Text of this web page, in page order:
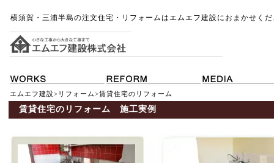
横須賀・三浦半島の注文住宅・リフォームはエムエフ建設におまかせく
エムエフ建設> リフォーム>賃貸住宅のリフォーム
賃貸住宅のリフォーム 施工実例